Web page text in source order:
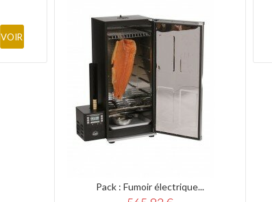
VOIR
Pack : Fumoir électrique...